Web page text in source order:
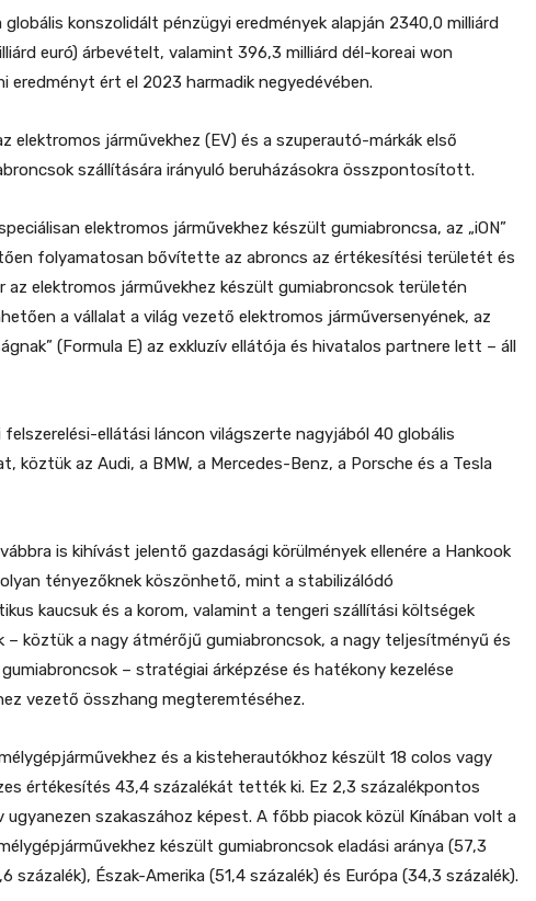
konszolidált pénzügyi eredmények alapján 2340,0 milliárd
euró) árbevételt, valamint 396,3 milliárd dél-koreai won
eredményt ért el 2023 harmadik negyedévében.
elektromos járművekhez (EV) és a szuperautó-márkák első
szállítására irányuló beruházásokra összpontosított.
elektromos járművekhez készült gumiabroncsa, az „iON”
folyamatosan bővítette az abroncs az értékesítési területét és
az elektromos járművekhez készült gumiabroncsok területén
a vállalat a világ vezető elektromos járműversenyének, az
(Formula E) az exkluzív ellátója és hivatalos partnere lett – áll
ellátási láncon világszerte nagyjából 40 globális
köztük az Audi, a BMW, a Mercedes-Benz, a Porsche és a Tesla
is kihívást jelentő gazdasági körülmények ellenére a Hankook
tényezőknek köszönhető, mint a stabilizálódó
kaucsuk és a korom, valamint a tengeri szállítási költségek
– köztük a nagy átmérőjű gumiabroncsok, a nagy teljesítményű és
– stratégiai árképzése és hatékony kezelése
vezető összhang megteremtéséhez.
és a kisteherautókhoz készült 18 colos vagy
értékesítés 43,4 százalékát tették ki. Ez 2,3 százalékpontos
szakaszához képest. A főbb piacok közül Kínában volt a
készült gumiabroncsok eladási aránya (57,3
százalék), Észak-Amerika (51,4 százalék) és Európa (34,3 százalék).